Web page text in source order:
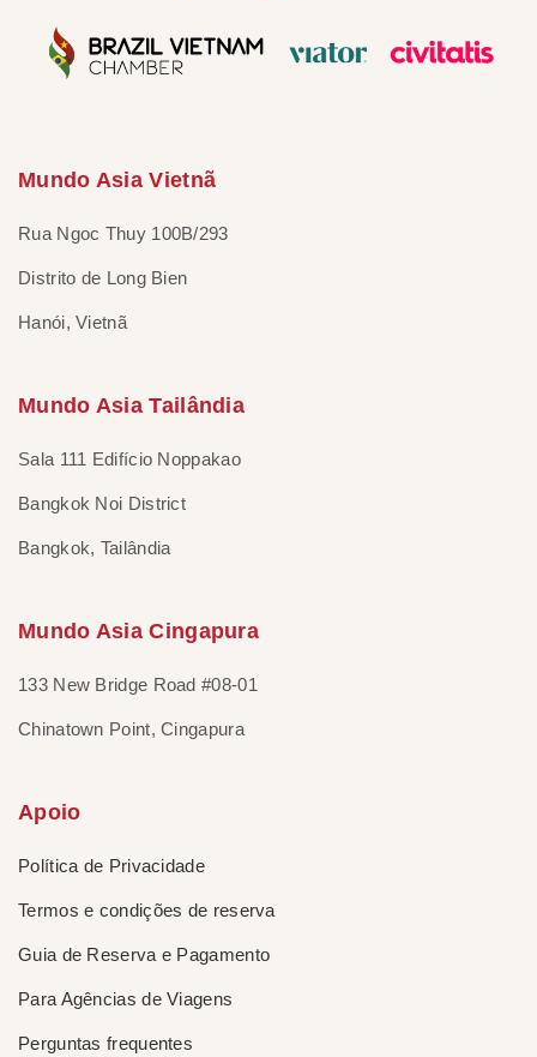
Mundo Asia Vietnã
Rua Ngoc Thuy 100B/293
Distrito de Long Bien
Hanói, Vietnã
Mundo Asia Tailândia
Sala 111 Edifício Noppakao
Bangkok Noi District
Bangkok, Tailândia
Mundo Asia Cingapura
133 New Bridge Road #08-01
Chinatown Point, Cingapura
Apoio
Política de Privacidade
Termos e condições de reserva
Guia de Reserva e Pagamento
Para Agências de Viagens
Perguntas frequentes